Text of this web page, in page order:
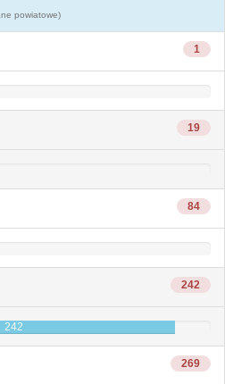
powiatowe)
1
19
84
242
242
269